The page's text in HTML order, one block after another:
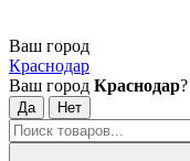
Ваш город
Краснодар
Ваш город Краснодар?